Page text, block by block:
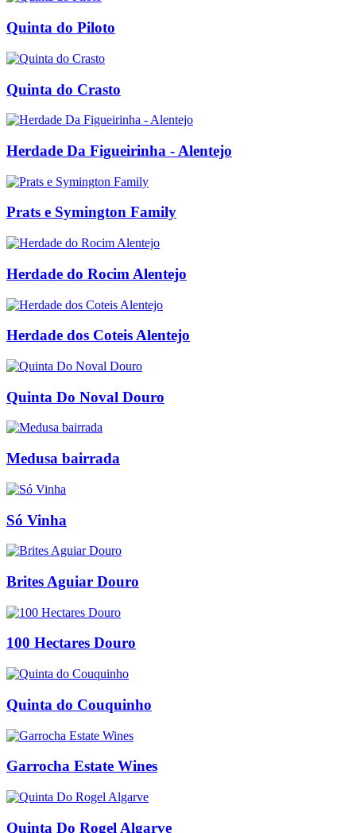
Quinta do Piloto
Quinta do Crasto
Herdade Da Figueirinha - Alentejo
Prats e Symington Family
Herdade do Rocim Alentejo
Herdade dos Coteis Alentejo
Quinta Do Noval Douro
Medusa bairrada
Só Vinha
Brites Aguiar Douro
100 Hectares Douro
Quinta do Couquinho
Garrocha Estate Wines
Quinta Do Rogel Algarve